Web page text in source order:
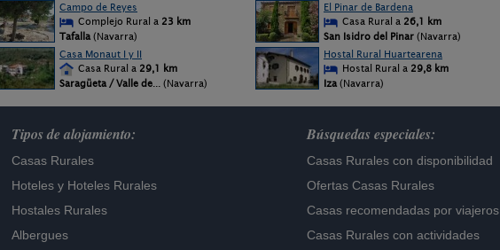
Campo de Reyes
Complejo Rural a 23 km
Tafalla (Navarra)
El Pinar de Bardena
Casa Rural a 26,1 km
San Isidro del Pinar (Navarra)
Casa Monaut I y II
Casa Rural a 29,1 km
Saragüeta / Valle de... (Navarra)
Hostal Rural Huartearena
Hostal Rural a 29,8 km
Iza (Navarra)
Tipos de alojamiento:
Casas Rurales
Hoteles y Hoteles Rurales
Hostales Rurales
Albergues
Búsquedas especiales:
Casas Rurales con disponibilidad
Ofertas Casas Rurales
Casas recomendadas por viajeros
Casas Rurales con actividades